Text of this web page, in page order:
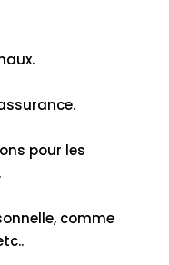
pour les
comme